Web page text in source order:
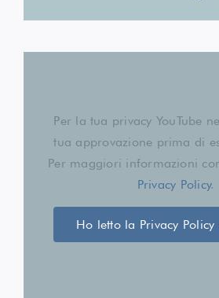
Per la tua privacy YouTube
tua approvazione prima di
Per maggiori informazioni
Privacy Policy.
Ho letto la Privacy Policy